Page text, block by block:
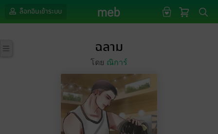
ล็อกอินเข้าระบบ
ฉลาม
โดย ณิการ์